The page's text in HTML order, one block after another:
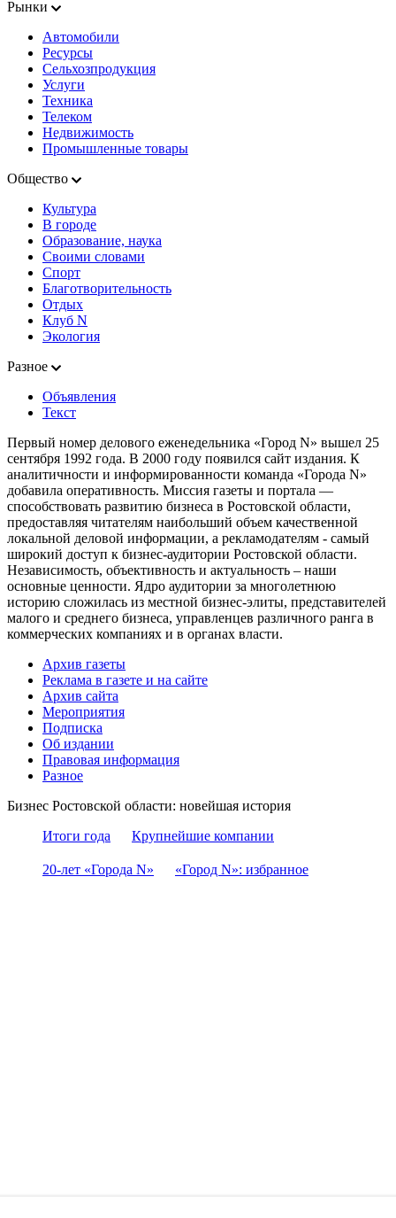
Рынки
Автомобили
Ресурсы
Сельхозпродукция
Услуги
Техника
Телеком
Недвижимость
Промышленные товары
Общество
Культура
В городе
Образование, наука
Своими словами
Спорт
Благотворительность
Отдых
Клуб N
Экология
Разное
Объявления
Текст
Первый номер делового еженедельника «Город N» вышел 25
сентября 1992 года. В 2000 году появился сайт издания. К
аналитичности и информированности команда «Города N»
добавила оперативность. Миссия газеты и портала —
способствовать развитию бизнеса в Ростовской области,
предоставляя читателям наибольший объем качественной
локальной деловой информации, а рекламодателям - самый
широкий доступ к бизнес-аудитории Ростовской области.
Независимость, объективность и актуальность – наши
основные ценности. Ядро аудитории за многолетнюю
историю сложилась из местной бизнес-элиты, представителей
малого и среднего бизнеса, управленцев различного ранга в
коммерческих компаниях и в органах власти.
Архив газеты
Реклама в газете и на сайте
Архив сайта
Мероприятия
Подписка
Об издании
Правовая информация
Разное
Бизнес Ростовской области: новейшая история
Итоги года
Крупнейшие компании
20-лет «Города N» «Город N»: избранное